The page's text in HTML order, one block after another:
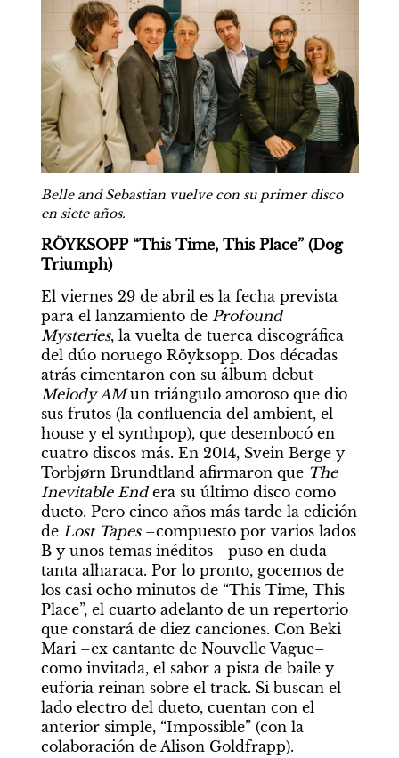
Belle and Sebastian vuelve con su primer disco
en siete años.
RÖYKSOPP “This Time, This Place” (Dog
Triumph)
El viernes 29 de abril es la fecha prevista
para el lanzamiento de Profound
Mysteries, la vuelta de tuerca discográfica
del dúo noruego Röyksopp. Dos décadas
atrás cimentaron con su álbum debut
Melody AM un triángulo amoroso que dio
sus frutos (la confluencia del ambient, el
house y el synthpop), que desembocó en
cuatro discos más. En 2014, Svein Berge y
Torbjørn Brundtland afirmaron que The
Inevitable End era su último disco como
dueto. Pero cinco años más tarde la edición
de Lost Tapes –compuesto por varios lados
B y unos temas inéditos– puso en duda
tanta alharaca. Por lo pronto, gocemos de
los casi ocho minutos de “This Time, This
Place”, el cuarto adelanto de un repertorio
que constará de diez canciones. Con Beki
Mari –ex cantante de Nouvelle Vague–
como invitada, el sabor a pista de baile y
euforia reinan sobre el track. Si buscan el
lado electro del dueto, cuentan con el
anterior simple, “Impossible” (con la
colaboración de Alison Goldfrapp).